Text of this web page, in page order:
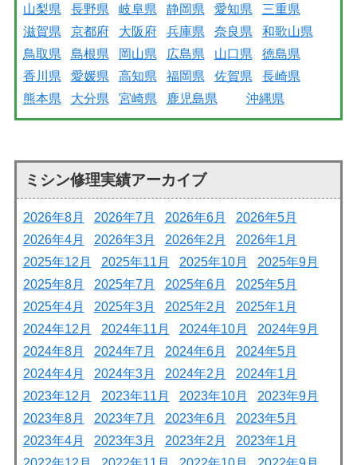
山梨県
長野県 岐阜県 静岡県 愛知県
三重県
滋賀県
京都府 大阪府 兵庫県 奈良県
和歌山県
鳥取県
島根県 岡山県 広島県 山口県
徳島県
香川県
愛媛県 高知県 福岡県 佐賀県
長崎県
熊本県
大分県 宮崎県 鹿児島県 沖縄県
ミシン修理実績アーカイブ
2026年8月 2026年7月 2026年6月
2026年5月
2026年4月
2026年3月 2026年2月
2026年1月
2025年12月
2025年11月 2025年10月
2025年9月
2025年8月
2025年7月 2025年6月
2025年5月
2025年4月
2025年3月 2025年2月
2025年1月
2024年12月
2024年11月 2024年10月
2024年9月
2024年8月
2024年7月 2024年6月
2024年5月
2024年4月
2024年3月 2024年2月
2024年1月
2023年12月
2023年11月 2023年10月
2023年9月
2023年8月
2023年7月 2023年6月
2023年5月
2023年4月
2023年3月 2023年2月
2023年1月